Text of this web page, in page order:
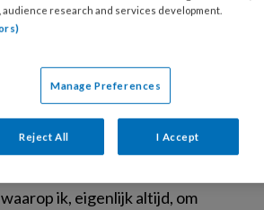
verschenen waar fel en
positie verkeerden. Zij waren
van mensen zoals ik, sociaal
de gezichten voor me van veel
ik, eigenlijk altijd, om
research and services development.
Manage Preferences
Reject All I Accept